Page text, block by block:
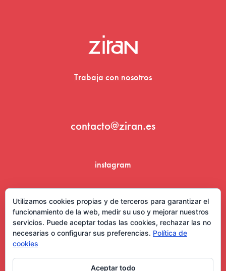
Trabaja con nosotros
contacto@ziran.es
instagram
Utilizamos cookies propias y de terceros para garantizar el
funcionamiento de la web, medir su uso y mejorar nuestros
servicios. Puede aceptar todas las cookies, rechazar las no
necesarias o configurar sus preferencias. Política de
cookies
Aceptar todo